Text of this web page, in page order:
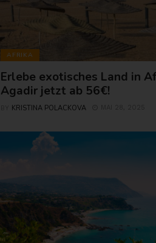
AFRIKA
Erlebe exotisches Land in
Agadir jetzt ab 56€!
KRISTINA POLACKOVA